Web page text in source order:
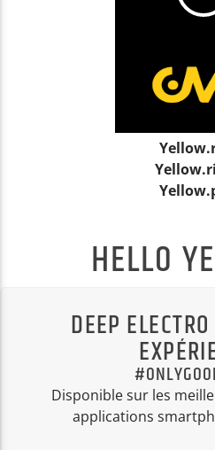
HELLO
DEEP
Disponible sur les
applications